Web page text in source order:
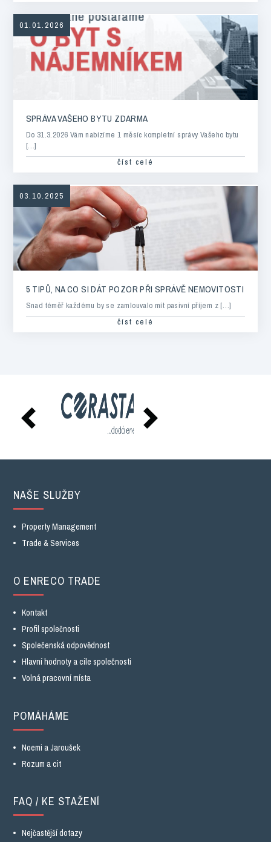
01.01.2026
SPRÁVA VAŠEHO BYTU ZDARMA
Do 31.3.2026 Vám nabízíme 1 měsíc kompletní správy Vašeho bytu
[…]
číst celé
03.10.2025
5 TIPŮ, NA CO SI DÁT POZOR PŘI SPRÁVĚ NEMOVITOSTI
Snad téměř každému by se zamlouvalo mít pasivní příjem z […]
číst celé
NAŠE SLUŽBY
Property Management
Trade & Services
O ENRECO TRADE
Kontakt
Profil společnosti
Společenská odpovědnost
Hlavní hodnoty a cíle společnosti
Volná pracovní místa
POMÁHÁME
Noemi a Jaroušek
Rozum a cit
FAQ / KE STAŽENÍ
Nejčastější dotazy